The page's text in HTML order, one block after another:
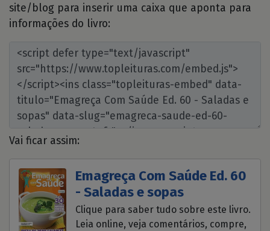
site/blog para inserir uma caixa que aponta para
informações do livro:
Vai ficar assim:
Emagreça Com Saúde Ed. 60
- Saladas e sopas
Clique para saber tudo sobre este livro.
Leia online, veja comentários, compre,